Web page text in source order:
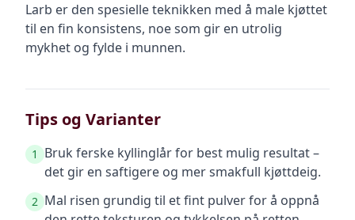
Larb er den spesielle teknikken med å male kjøttet
til en fin konsistens, noe som gir en utrolig
mykhet og fylde i munnen.
Tips og Varianter
1
Bruk ferske kyllinglår for best mulig resultat –
det gir en saftigere og mer smakfull kjøttdeig.
2 Mal risen grundig til et fint pulver for å oppnå